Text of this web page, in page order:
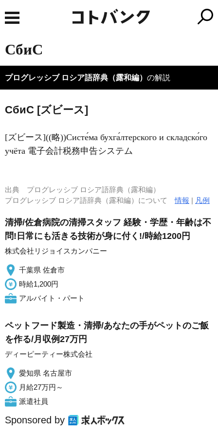
СбиС
プログレッシブ ロシア語辞典（露和編） の解説
СбиС [ズビース]
[ズビース]((略))Систе́ма бухга́лтерского и складско́го
учёта 電子会計税務申告システム
出典 プログレッシブ ロシア語辞典（露和編）
プログレッシブ ロシア語辞典（露和編）について情報 | 凡例
清掃/佐倉病院の清掃スタッフ 経験・学歴・年齢は不
問!日常にも活きる技術が身に付く!/時給1200円
株式会社リジョイスカンパニー
千葉県 佐倉市
時給1,200円
アルバイト・パート
ペットフード製造・清掃/あなたの手がペットのご飯
を作る/月収例27万円
ディーピーティー株式会社
愛知県 名古屋市
月給27万円～
派遣社員
Sponsored by